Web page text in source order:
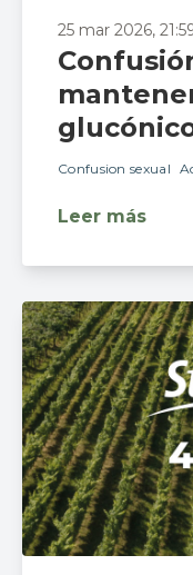
25 mar 2026,
Confusion sexual
Leer más